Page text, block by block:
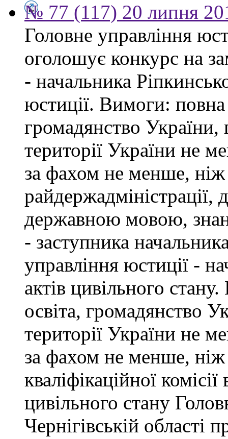
№ 77 (117) 20 липня
Головне управління
оголошує конкурс на
- начальника
юстиції. Вимоги:
громадянство
території України не
за фахом не менше,
райдержадміністрації,
державною мовою,
- заступника
управління юстиції -
актів цивільного
освіта, громадянство
території України не
за фахом не менше, ніж
кваліфікаційної комісії
цивільного стану
Чернігівській області